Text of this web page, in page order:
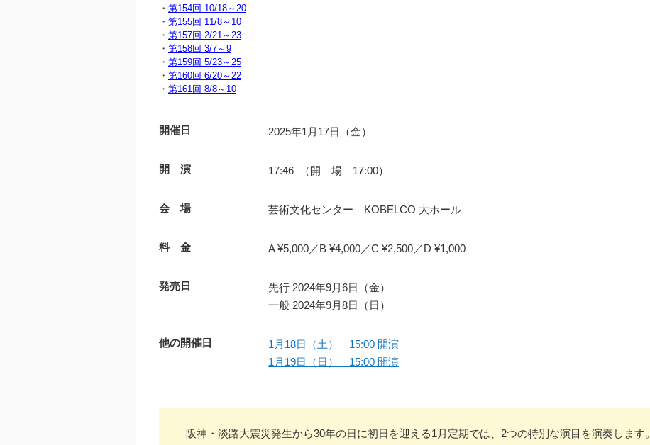
・ 第154回 10/18～20
・ 第155回 11/8～10
・ 第157回 2/21～23
・ 第158回 3/7～9
・ 第159回 5/23～25
・ 第160回 6/20～22
・ 第161回 8/8～10
開催日 2025年1月17日（金）
開 演 17:46 （開 場 17:00）
会 場 芸術文化センター KOBELCO 大ホール
料 金 A ¥5,000／B ¥4,000／C ¥2,500／D ¥1,000
発売日
先行 2024年9月6日（金）
一般 2024年9月8日（日）
他の開催日
1月18日（土） 15:00 開演
1月19日（日） 15:00 開演
阪神・淡路大震災発生から30年の日に初日を迎える1月定期では、2つの特別な演目を演奏します。